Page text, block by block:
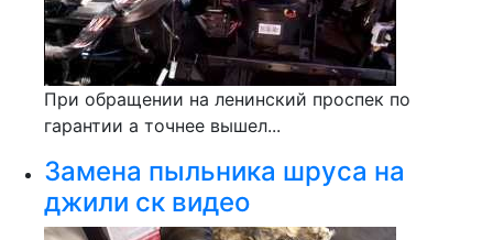
При обращении на ленинский проспек по
гарантии а точнее вышел...
Замена пыльника шруса на
джили ск видео